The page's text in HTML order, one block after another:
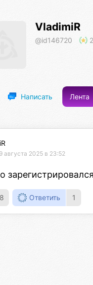
VladimiR
@id146720 2
Написать Лента
9 августа 2025 в 23:52
8 Ответить 1